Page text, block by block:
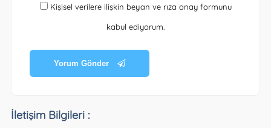
Kişisel verilere ilişkin beyan ve rıza onay formunu
kabul ediyorum.
Yorum Gönder
İletişim Bilgileri :